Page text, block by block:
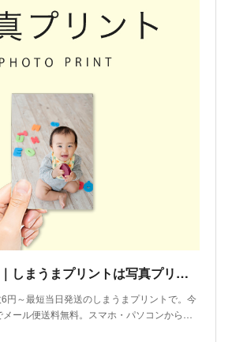
ネットプリント｜しまうまプリントは写真プリント写真印刷の専門店
円～最短当日発送のしまうまプリントで。今
ール便送料無料。スマホ・パソコンから…